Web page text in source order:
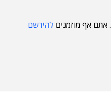
. אתם אף מוזמנים להירשם